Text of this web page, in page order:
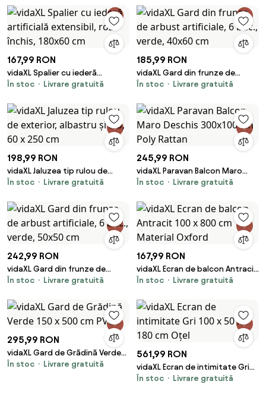
167,99 RON
vidaXL Spalier cu iederă
artificială extensibil, roz închis,
În stoc Livrare gratuită
185,99 RON
vidaXL Gard din frunze de
arbust artificiale, 6 buc., verde,
În stoc Livrare gratuită
198,99 RON
vidaXL Jaluzea tip rulou de
exterior, albastru și alb, 60 x
În stoc Livrare gratuită
245,99 RON
vidaXL Paravan Balcon Maro
Deschis 300x100 cm Poly
În stoc Livrare gratuită
242,99 RON
vidaXL Gard din frunze de
arbust artificiale, 6 buc., verde,
În stoc Livrare gratuită
167,99 RON
vidaXL Ecran de balcon Antracit
100 x 800 cm Material Oxford
În stoc Livrare gratuită
295,99 RON
vidaXL Gard de Grădină Verde
150 x 500 cm PVC
În stoc Livrare gratuită
561,99 RON
vidaXL Ecran de intimitate Gri
100 x 50 x 180 cm Oțel
În stoc Livrare gratuită